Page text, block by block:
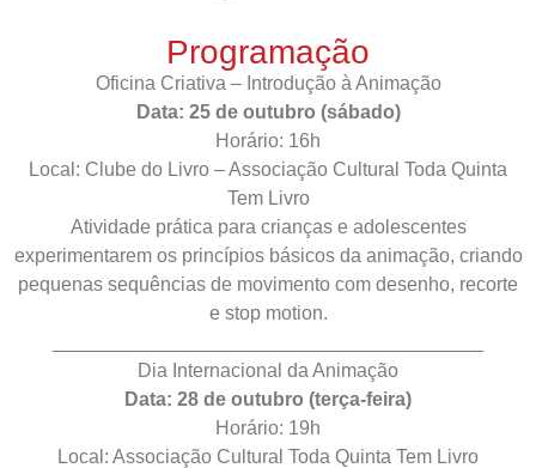
Programação
Oficina Criativa – Introdução à Animação
Data: 25 de outubro (sábado)
Horário: 16h
Local: Clube do Livro – Associação Cultural Toda Quinta
Tem Livro
Atividade prática para crianças e adolescentes
experimentarem os princípios básicos da animação, criando
pequenas sequências de movimento com desenho, recorte
e stop motion.
Dia Internacional da Animação
Data: 28 de outubro (terça-feira)
Horário: 19h
Local: Associação Cultural Toda Quinta Tem Livro